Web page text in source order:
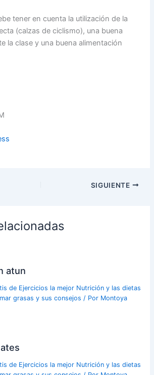
tener en cuenta la utilización de la
(calzas de ciclismo), una buena
la clase y una buena alimentación
SIGUIENTE
atun
de Ejercicios la mejor Nutrición y las dietas
grasas y sus consejos / Por Montoya
de Ejercicios la mejor Nutrición y las dietas